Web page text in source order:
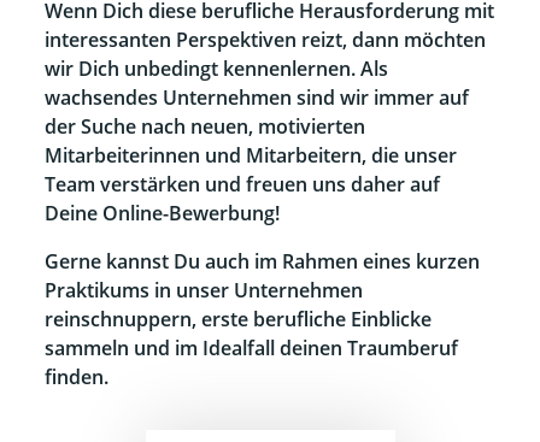
Wenn Dich diese berufliche Herausforderung mit
interessanten Perspektiven reizt, dann möchten
wir Dich unbedingt kennenlernen. Als
wachsendes Unternehmen sind wir immer auf
der Suche nach neuen, motivierten
Mitarbeiterinnen und Mitarbeitern, die unser
Team verstärken und freuen uns daher auf
Deine Online-Bewerbung!
Gerne kannst Du auch im Rahmen eines kurzen
Praktikums in unser Unternehmen
reinschnuppern, erste berufliche Einblicke
sammeln und im Idealfall deinen Traumberuf
finden.